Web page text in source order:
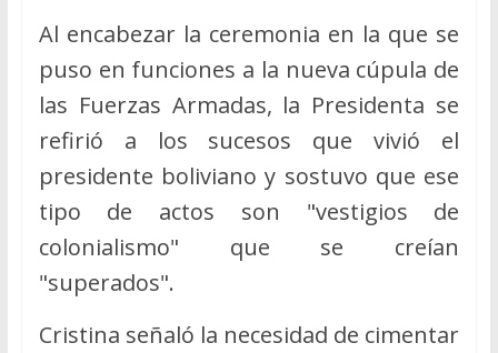
Al encabezar la ceremonia en la que se
puso en funciones a la nueva cúpula de
las Fuerzas Armadas, la Presidenta se
refirió a los sucesos que vivió el
presidente boliviano y sostuvo que ese
tipo de actos son "vestigios de
colonialismo" que se creían
"superados".
Cristina señaló la necesidad de cimentar